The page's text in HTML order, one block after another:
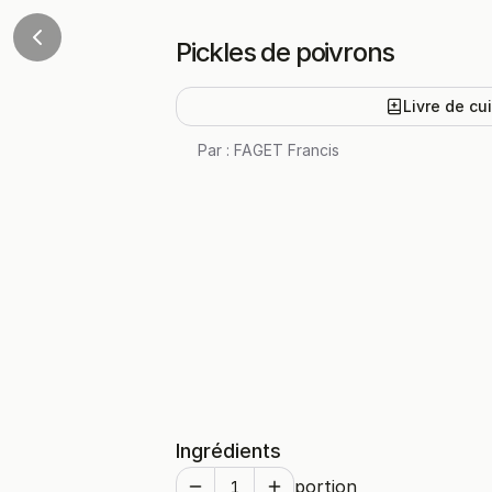
Pickles de poivrons
Livre de
Par : FAGET Francis
Ingrédients
portion